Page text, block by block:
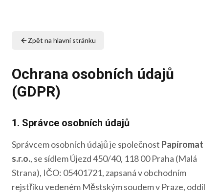
Zpět na hlavní stránku
Ochrana osobních údajů
(GDPR)
1. Správce osobních údajů
Správcem osobních údajů je společnost Papíromat
s.r.o., se sídlem Újezd 450/40, 118 00 Praha (Malá
Strana), IČO: 05401721, zapsaná v obchodním
rejstříku vedeném Městským soudem v Praze, oddíl